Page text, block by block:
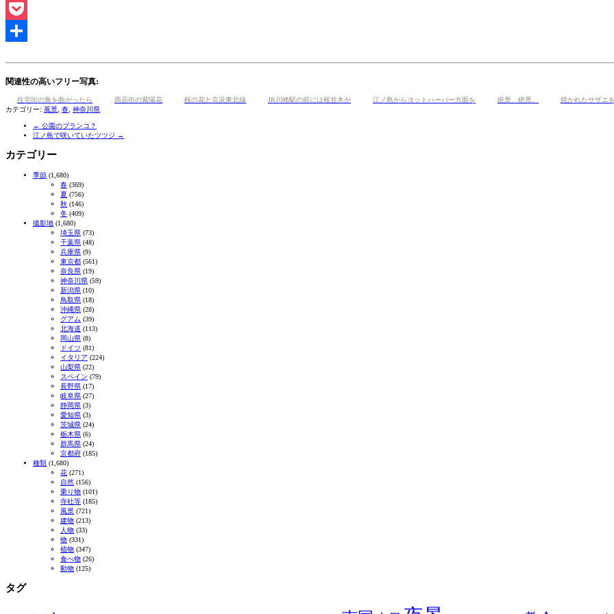
Line
Pocket
関連性の高いフリー写真:
住宅街の角を曲がったら 商店街の紫陽花 桜の花と京浜東北線 JR川崎駅の前には桜並木が 江ノ島からヨットハーバー方面を 絶景、絶景。 焼かれたサザエ
カテゴリー: 風景 春 神奈川県
← 公園のブランコ？
江ノ島で咲いていたツツジ →
カテゴリー
季節 (1,680)
春 (369)
夏 (756)
秋 (146)
冬 (409)
撮影地 (1,680)
埼玉県 (73)
千葉県 (48)
兵庫県 (9)
東京都 (561)
奈良県 (19)
神奈川県 (59)
新潟県 (10)
鳥取県 (18)
沖縄県 (28)
グアム (39)
北海道 (113)
岡山県 (8)
ドイツ (81)
イタリア (224)
山梨県 (22)
スペイン (79)
長野県 (17)
岐阜県 (27)
静岡県 (3)
愛知県 (3)
茨城県 (24)
栃木県 (6)
群馬県 (24)
京都府 (185)
種類 (1,680)
花 (271)
自然 (156)
乗り物 (101)
寺社等 (185)
風景 (721)
建物 (213)
人物 (33)
物 (331)
植物 (347)
食べ物 (26)
動物 (125)
タグ